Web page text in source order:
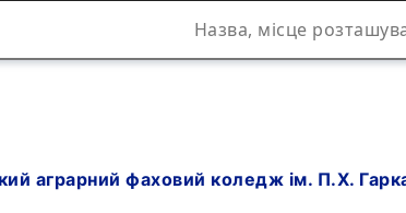
аграрний фаховий коледж ім. П.Х.